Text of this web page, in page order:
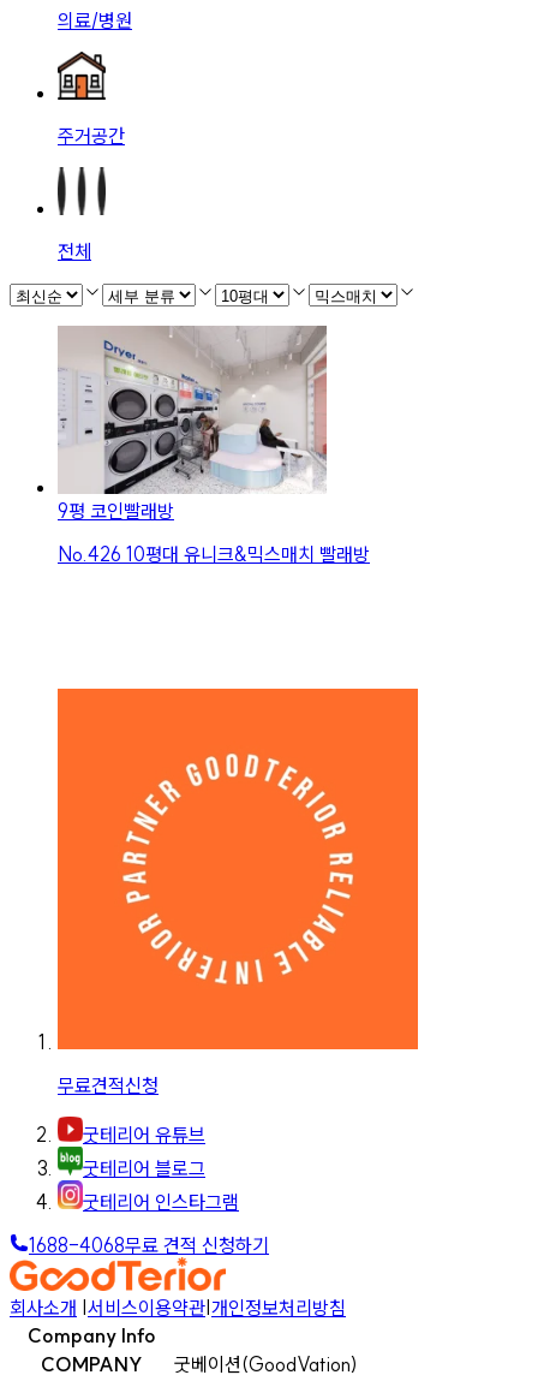
의료/병원
주거공간
전체
9평 코인빨래방
No. 426 10평대 유니크&믹스매치 빨래방
무료견적신청
굿테리어 유튜브
굿테리어 블로그
굿테리어 인스타그램
1688-4068무료 견적 신청하기
회사소개 |서비스이용약관|개인정보처리방침
Company Info
COMPANY
굿베이션(GoodVation)